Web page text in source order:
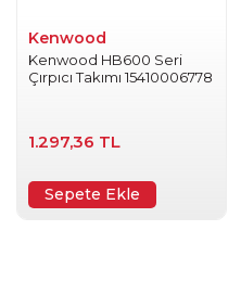
Kenwood
Kenwood HB600 Seri
Çırpıcı Takımı 15410006778
1.297,36 TL
Sepete Ekle